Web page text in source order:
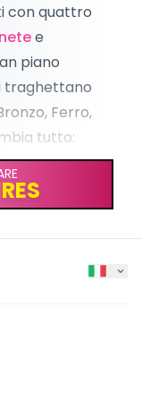
Simulator
con quattro
e
piano
traghettano
Ferro,
tutto:
il
lospazio
I TUOI
Età